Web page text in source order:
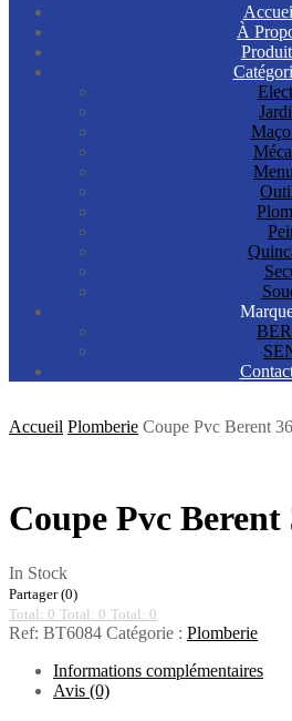
À
Accueil Plomberie Coupe Pvc Berent
Coupe Pvc Berent
In Stock
Partager (0)
Total: 0 Total: 0 Total: 0
Ref: BT6084 Catégorie : Plomberie
Informations complémentaires
Avis (0)